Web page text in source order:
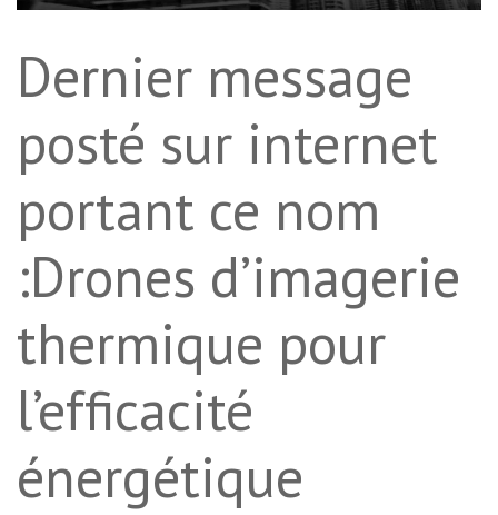
Dernier message
posté sur internet
portant ce nom
:Drones d’imagerie
thermique pour
l’efficacité
énergétique